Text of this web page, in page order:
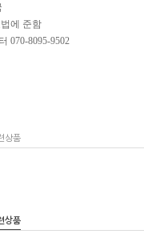
에 준함
070-8095-9502
상품
상품